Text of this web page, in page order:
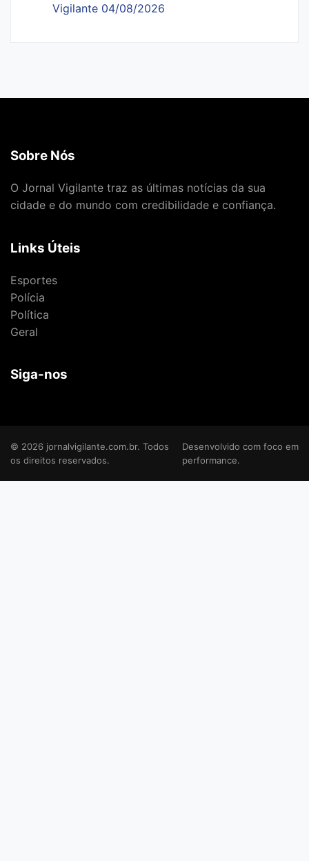
Vigilante 04/08/2026
Sobre Nós
O Jornal Vigilante traz as últimas notícias da sua
cidade e do mundo com credibilidade e confiança.
Links Úteis
Esportes
Polícia
Política
Geral
Siga-nos
© 2026 jornalvigilante.com.br. Todos
os direitos reservados.
Desenvolvido com foco em
performance.